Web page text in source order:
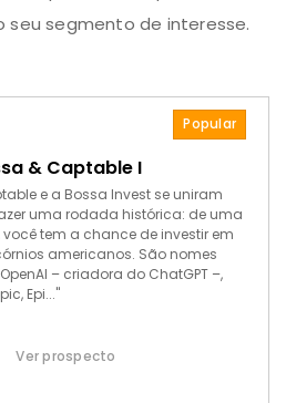
seu segmento de interesse.
Popular
& Captable I
e a Bossa Invest se uniram
uma rodada histórica: de uma
você tem a chance de investir em
americanos. São nomes
– criadora do ChatGPT –,
Epi..."
Ver prospecto